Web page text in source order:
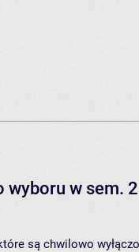
wyboru w sem.
są chwilowo